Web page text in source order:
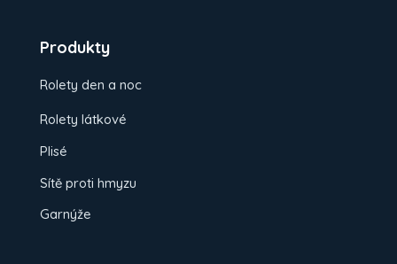
Produkty
Rolety den a noc
Rolety látkové
Plisé
Sítě proti hmyzu
Garnýže